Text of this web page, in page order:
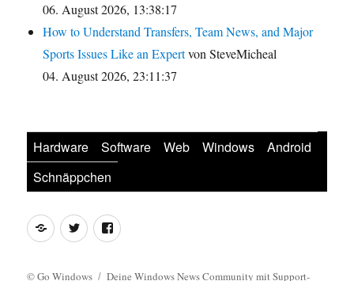
06. August 2026, 13:38:17
How to Understand Transfers, Team News, and Major
Sports Issues Like an Expertvon SteveMicheal
04. August 2026, 23:11:37
Hardware Software Web Windows
Android
Schnäppchen
Feed TwitterFacebook
©Go Windows Deine Windows News Community mit Support-